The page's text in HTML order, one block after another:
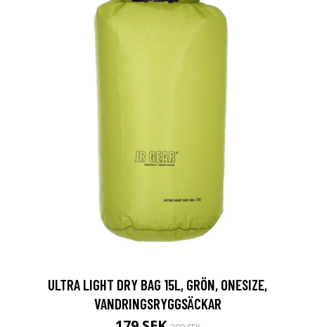
ULTRA LIGHT DRY BAG 15L, GRÖN, ONESIZE,
VANDRINGSRYGGSÄCKAR